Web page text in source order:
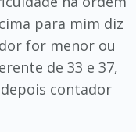
para mim diz
for menor ou
de 33 e 37,
contador